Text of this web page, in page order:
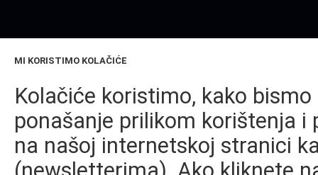
MI KORISTIMO KOLAČIĆE
Kolačiće koristimo, kako
ponašanje prilikom korištenja
na našoj internetskoj stranici